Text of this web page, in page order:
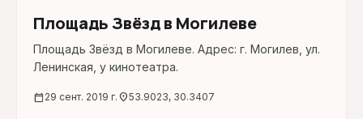
Площадь Звёзд в Могилеве
Площадь Звёзд в Могилеве. Адрес: г. Могилев, ул.
Ленинская, у кинотеатра.
calendar_today 29 сент. 2019 г. location_on53.9023, 30.3407